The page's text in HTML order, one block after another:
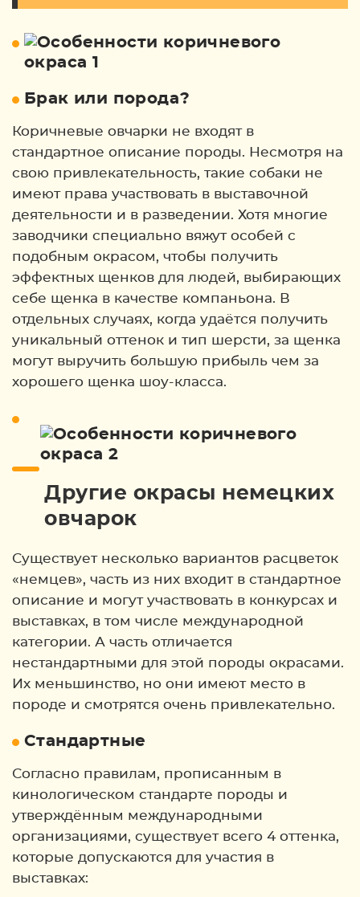
Брак или порода?
Коричневые овчарки не входят в
стандартное описание породы. Несмотря на
свою привлекательность, такие собаки не
имеют права участвовать в выставочной
деятельности и в разведении. Хотя многие
заводчики специально вяжут особей с
подобным окрасом, чтобы получить
эффектных щенков для людей, выбирающих
себе щенка в качестве компаньона. В
отдельных случаях, когда удаётся получить
уникальный оттенок и тип шерсти, за щенка
могут выручить большую прибыль чем за
хорошего щенка шоу-класса.
Другие окрасы немецких
овчарок
Существует несколько вариантов расцветок
«немцев», часть из них входит в стандартное
описание и могут участвовать в конкурсах и
выставках, в том числе международной
категории. А часть отличается
нестандартными для этой породы окрасами.
Их меньшинство, но они имеют место в
породе и смотрятся очень привлекательно.
Стандартные
Согласно правилам, прописанным в
кинологическом стандарте породы и
утверждённым международными
организациями, существует всего 4 оттенка,
которые допускаются для участия в
выставках: